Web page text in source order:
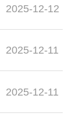
2025-12-12
2025-12-11
2025-12-11